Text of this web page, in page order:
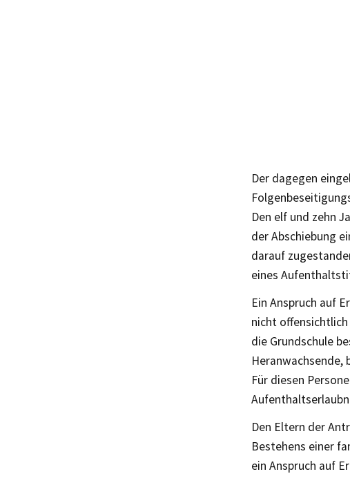
Der dagegen
Den elf und zehn
der Abschiebung
darauf
eines
Ein Anspruch auf
nicht offensichtlich
die Grundschule
Heranwachsende,
Für diesen
Den Eltern der
Bestehens einer
ein Anspruch auf